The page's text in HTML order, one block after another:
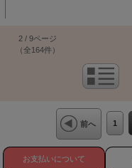
2 / 9ページ
（全164件）
前へ 1
お支払いについて